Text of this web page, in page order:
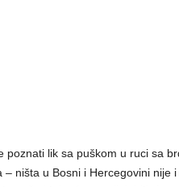
poznati lik sa puškom u ruci sa
ništa u Bosni i Hercegovini nije